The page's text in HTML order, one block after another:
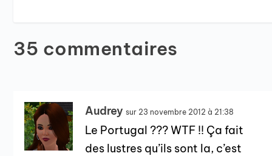
35 commentaires
Audrey sur 23 novembre 2012 à 21:38
Le Portugal ??? WTF !! Ça fait
des lustres qu’ils sont la, c’est